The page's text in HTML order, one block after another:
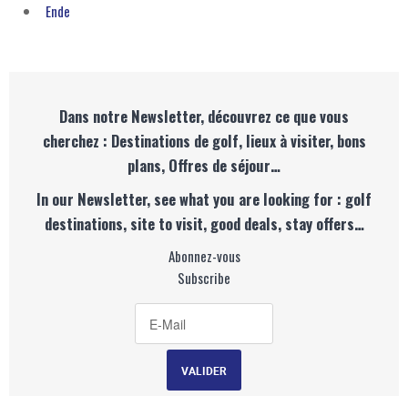
Ende
Dans notre Newsletter, découvrez ce que vous
cherchez : Destinations de golf, lieux à visiter, bons
plans, Offres de séjour…
In our Newsletter, see what you are looking for : golf
destinations, site to visit, good deals, stay offers…
Abonnez-vous
Subscribe